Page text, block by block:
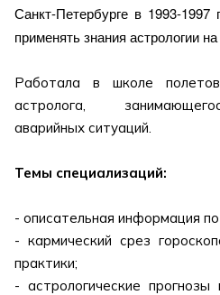
Санкт-Петербурге в 1993-
применять знания астрологии на
Работала в школе
астролога,
аварийных ситуаций.
Темы специализаций:
- описательная информация по
- кармический срез
практики;
- астрологические